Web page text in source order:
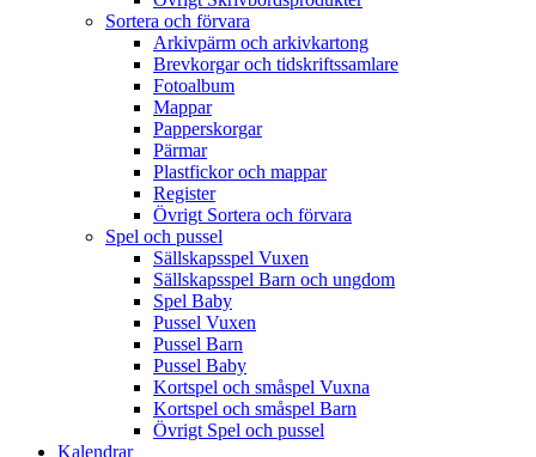
Sortera och förvara
Arkivpärm och arkivkartong
Brevkorgar och tidskriftssamlare
Fotoalbum
Mappar
Papperskorgar
Pärmar
Plastfickor och mappar
Register
Övrigt Sortera och förvara
Spel och pussel
Sällskapsspel Vuxen
Sällskapsspel Barn och ungdom
Spel Baby
Pussel Vuxen
Pussel Barn
Pussel Baby
Kortspel och småspel Vuxna
Kortspel och småspel Barn
Övrigt Spel och pussel
Kalendrar